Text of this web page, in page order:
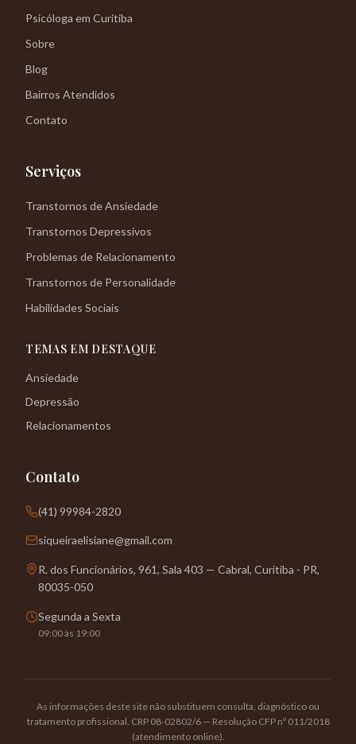
Psicóloga em Curitiba
Sobre
Blog
Bairros Atendidos
Contato
Serviços
Transtornos de Ansiedade
Transtornos Depressivos
Problemas de Relacionamento
Transtornos de Personalidade
Habilidades Sociais
TEMAS EM DESTAQUE
Ansiedade
Depressão
Relacionamentos
Contato
(41) 99984-2820
siqueiraelisiane@gmail.com
R. dos Funcionários, 961, Sala 403 — Cabral, Curitiba - PR,
80035-050
Segunda a Sexta
09:00 às 19:00
As informações deste site não substituem consulta, diagnóstico ou
tratamento profissional. CRP 08-02802/6 — Resolução CFP nº 011/2018
(atendimento online).